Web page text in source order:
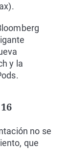
y la
no se
que